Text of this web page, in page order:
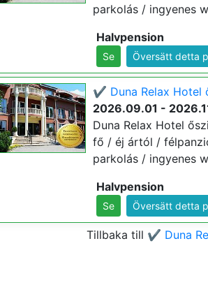
parkolás / ingyenes
Halvpension
Se Översätt detta
✔️ Duna Relax Hotel
2026.09.01 -
Duna Relax Hotel
fő / éj ártól /
parkolás / ingyenes
Halvpension
Se Översätt detta
Tillbaka till ✔️ Duna